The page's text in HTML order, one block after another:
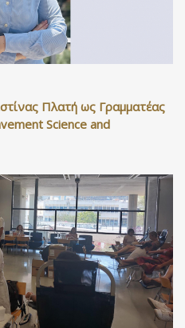
Πλατή ως Γραμματέας
Science and